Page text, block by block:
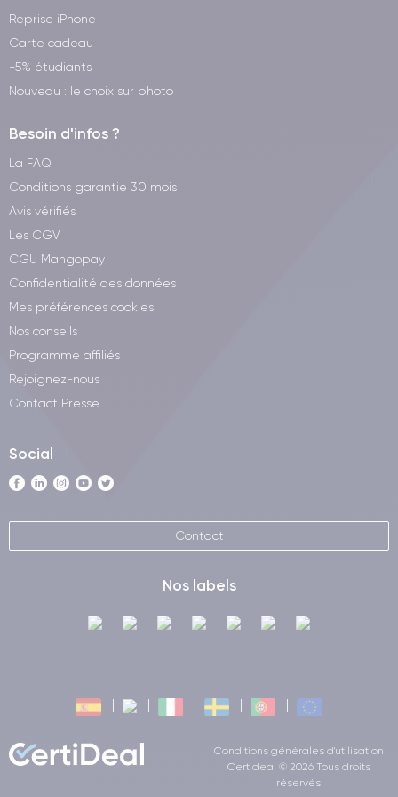
CertiDeal ?
Économie: prix jusqu’à 40 % inférieurs au neuf, avec des
remises pouvant atteindre 70 % sur certaines configurations.
appareil contribue à réduire les déchets électroniques et
Garantie 24 moiset21 jours de rétractation
le produit en toute sérénité.
30 points de contrôle, garantissant un fonctionnement parfait.
Reprise iPhone
Carte cadeau
-5% étudiants
Nouveau : le choix sur photo
Besoin d'infos ?
La FAQ
Conditions garantie 30 mois
Avis vérifiés
Les CGV
CGU Mangopay
Confidentialité des données
Mes préférences cookies
Nos conseils
Programme affiliés
Rejoignez-nous
Contact Presse
Social
Contact
Nos labels
Conditions générales d'utilisation
Certideal © 2026 Tous droits
réservés